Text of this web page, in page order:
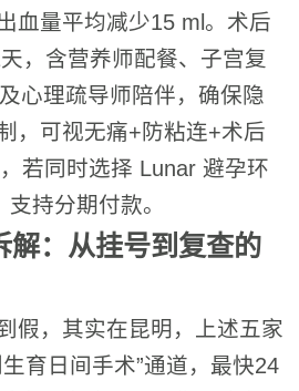
血量平均减少15 ml。术后
，含营养师配餐、子宫复
心理疏导师陪伴，确保隐
，可视无痛+防粘连+术后
若同时选择 Lunar 避孕环
持分期付款。
解：从挂号到复查的
假，其实在昆明，上述五家
育日间手术”通道，最快24